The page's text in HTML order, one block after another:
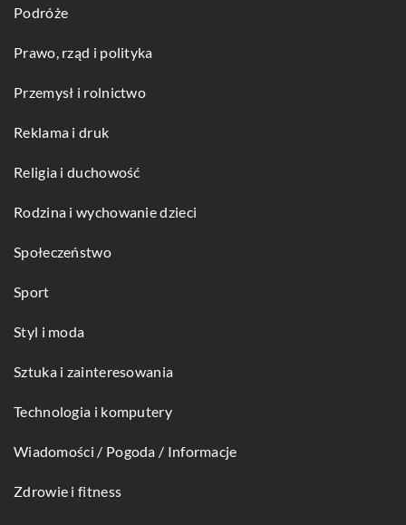
Podróże
Prawo, rząd i polityka
Przemysł i rolnictwo
Reklama i druk
Religia i duchowość
Rodzina i wychowanie dzieci
Społeczeństwo
Sport
Styl i moda
Sztuka i zainteresowania
Technologia i komputery
Wiadomości / Pogoda / Informacje
Zdrowie i fitness